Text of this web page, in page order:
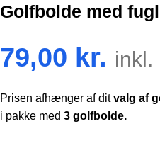
Golfbolde med fugl
79,00 kr. inkl.
Prisen afhænger af ditvalg af
i pakke med 3 golfbolde.